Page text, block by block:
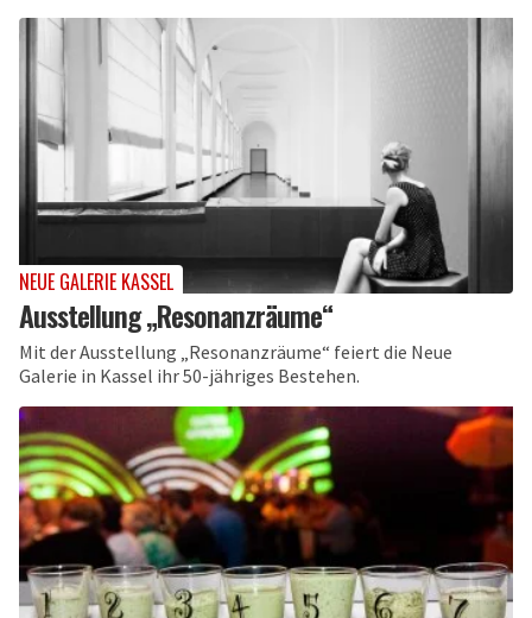
NEUE GALERIE KASSEL
Ausstellung „Resonanzräume“
Mit der Ausstellung „Resonanzräume“ feiert die Neue
Galerie in Kassel ihr 50-jähriges Bestehen.